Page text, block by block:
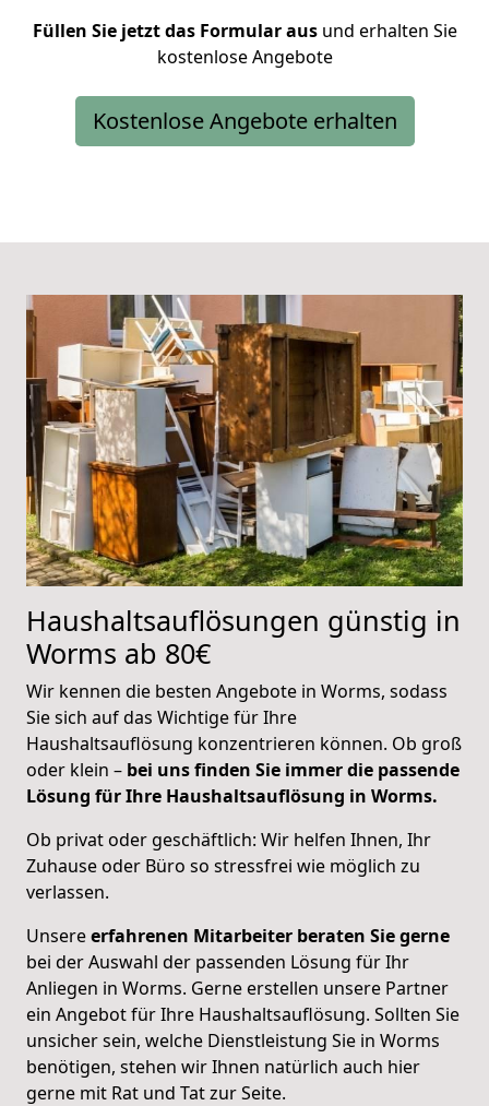
Füllen Sie jetzt das Formular ausund erhalten Sie
kostenlose Angebote
Kostenlose Angebote erhalten
Haushaltsauflösungen günstig in
Worms ab 80€
Wir kennen die besten Angebote in Worms, sodass
Sie sich auf das Wichtige für Ihre
Haushaltsauflösung konzentrieren können. Ob groß
oder klein – bei uns finden Sie immer die passende
Lösung für Ihre Haushaltsauflösung in Worms.
Ob privat oder geschäftlich: Wir helfen Ihnen, Ihr
Zuhause oder Büro so stressfrei wie möglich zu
verlassen.
Unsereerfahrenen Mitarbeiter beraten Sie gerne
bei der Auswahl der passenden Lösung für Ihr
Anliegen in Worms. Gerne erstellen unsere Partner
ein Angebot für Ihre Haushaltsauflösung. Sollten Sie
unsicher sein, welche Dienstleistung Sie in Worms
benötigen, stehen wir Ihnen natürlich auch hier
gerne mit Rat und Tat zur Seite.